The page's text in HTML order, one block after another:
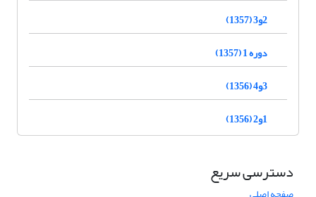
2و3 (1357)
دوره 1 (1357)
3و4 (1356)
1و2 (1356)
دسترسی سریع